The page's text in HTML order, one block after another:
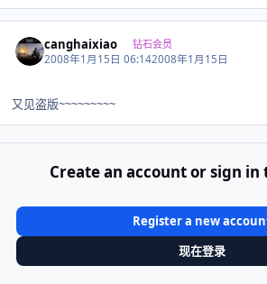
canghaixiao 钻石会员
2008年1月15日 06:142008年1月15日
又见盗版~~~~~~~~~
Create an account or sign
Register a new
现在登录